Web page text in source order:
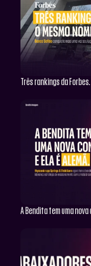
Três rankings da
A Bendita tem uma nova